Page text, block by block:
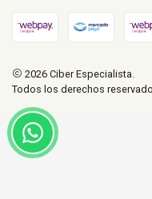
2026 Ciber Especialista.
Todos los derechos